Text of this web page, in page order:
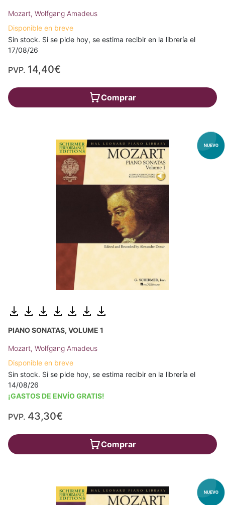
Mozart, Wolfgang Amadeus
Disponible en breve
Sin stock. Si se pide hoy, se estima recibir en la librería el
17/08/26
PVP. 14,40€
Comprar
PIANO SONATAS, VOLUME 1
Mozart, Wolfgang Amadeus
Disponible en breve
Sin stock. Si se pide hoy, se estima recibir en la librería el
14/08/26
¡GASTOS DE ENVÍO GRATIS!
PVP. 43,30€
Comprar